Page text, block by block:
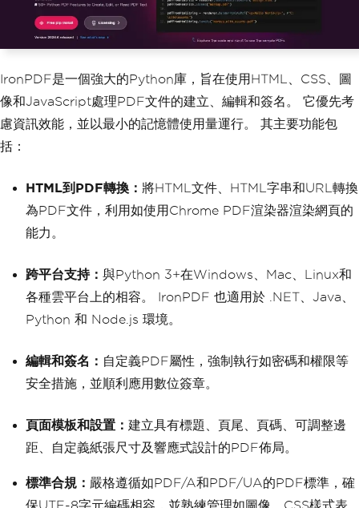
IronPDF是一個強大的Python庫，旨在使用HTML、CSS、圖
像和JavaScript處理PDF文件的建立、編輯和簽名。 它優先考
慮資訊效能，並以最小的記憶體使用量運行。 其主要功能包
括：
HTML到PDF轉換： 將HTML文件、HTML字串和URL轉換
為PDF文件，利用如使用Chrome PDF渲染器渲染網頁的
能力。
跨平台支持： 與Python 3+在Windows、Mac、Linux和
各種雲平台上的相容。 IronPDF 也適用於 .NET、Java、
Python 和 Node.js 環境。
編輯和簽名： 自定義PDF屬性，強制執行如密碼和權限等
安全措施，並順利應用數位簽章。
頁面模板和設置： 建立具有標題、頁尾、頁碼、可調整邊
距、自定義紙張尺寸及響應式設計的PDF佈局。
標準合規： 嚴格遵循如PDF/A和PDF/UA的PDF標準，確
保UTF-8字元編碼相容，並熟練管理如圖像、CSS樣式表